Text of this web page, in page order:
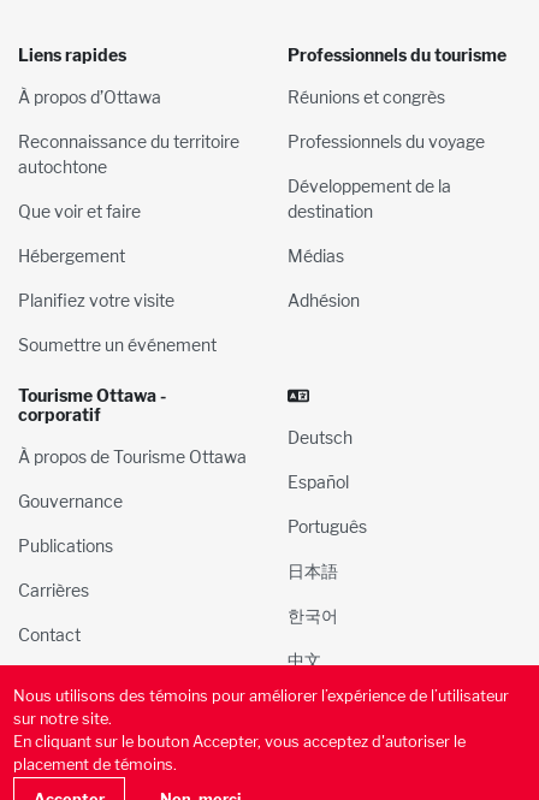
Nous utilisons des témoins pour améliorer l’expérience de l’utilisateur
sur notre site.
En cliquant sur le bouton Accepter, vous acceptez d'autoriser le
placement de témoins.
Liens rapides
À propos d’Ottawa
Reconnaissance du territoire
autochtone
Que voir et faire
Hébergement
Planifiez votre visite
Soumettre un événement
Professionnels du tourisme
Réunions et congrès
Professionnels du voyage
Développement de la
destination
Médias
Adhésion
Tourisme Ottawa -
corporatif
À propos de Tourisme Ottawa
Gouvernance
Publications
Carrières
Contact
Deutsch
Español
Português
日本語
한국어
中文
© 2000-2025 l’Administration du tourisme et des congres
d’Ottawa, Inc. Tous droits réservés.
Politique de confidentialité